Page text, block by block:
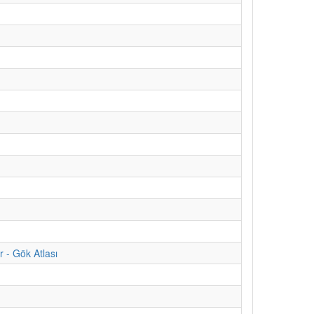
- Gök Atlası